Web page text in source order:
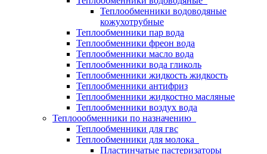
Теплообменники водоводяные
кожухотрубные
Теплообменники пар вода
Теплообменники фреон вода
Теплообменники масло вода
Теплообменники вода гликоль
Теплообменники жидкость жидкость
Теплообменники антифриз
Теплообменники жидкостно масляные
Теплообменники воздух вода
Теплоообменники по назначению
Теплообменники для гвс
Теплообменники для молока
Пластинчатые пастеризаторы